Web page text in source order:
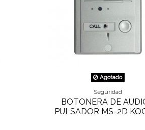
Agotado
Seguridad
BOTONERA DE
PULSADOR MS-2D